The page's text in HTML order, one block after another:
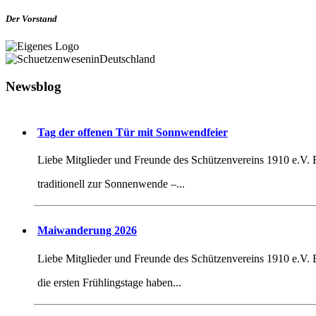
Der Vorstand
Newsblog
Tag der offenen Tür mit Sonnwendfeier
Liebe Mitglieder und Freunde des Schützenvereins 1910 e.V.
traditionell zur Sonnenwende –...
Maiwanderung 2026
Liebe Mitglieder und Freunde des Schützenvereins 1910 e.V.
die ersten Frühlingstage haben...